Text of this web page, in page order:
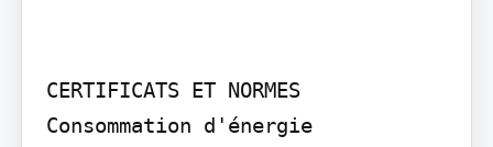
CERTIFICATS ET NORMES
Consommation d'énergie